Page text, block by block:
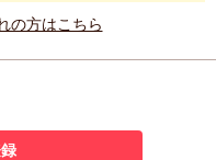
の方はこちら